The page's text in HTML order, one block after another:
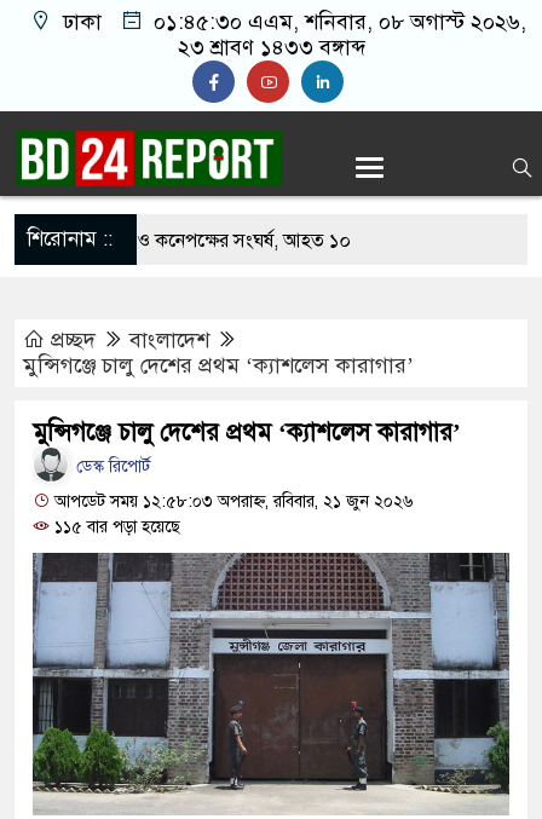
ঢাকা ০১:৪৫:৩১ এএম, শনিবার, ০৮ অগাস্ট ২০২৬,
২৩ শ্রাবণ ১৪৩৩ বঙ্গাব্দ
শিরোনাম ::
খাবার নিয়ে বর ও কনেপক্ষের সংঘর্ষ, আহত ১০
শঙ্কায় দেশজুড়ে পুলিশের সতর্কতা জারি
যুবদল সভাপতি আটক, ভিডিও ভাইরাল
দায়ী থাকবে জামায়াত-এনসিপি: রাশেদ খাঁন
দিলেন জামায়াত বহিষ্কাকৃত গাজী নজরুলের ১২
দায়ী থাকবে জামায়াত-এনসিপি: রাশেদ খাঁন
হারিয়েছে বর্তমান সরকার: নাহিদ ইসলাম
করতে ন্যাটোভুক্ত দেশে হামলা চালাতে পারে রাশিয়া
প্রচ্ছদ
বাংলাদেশ
মুন্সিগঞ্জে চালু দেশের প্রথম ‘ক্যাশলেস কারাগার’
মুন্সিগঞ্জে চালু দেশের প্রথম ‘ক্যাশলেস কারাগার’
ডেস্ক রিপোর্ট
আপডেট সময় ১২:৫৮:০৩ অপরাহ্ন, রবিবার, ২১ জুন ২০২৬
১১৫ বার পড়া হয়েছে